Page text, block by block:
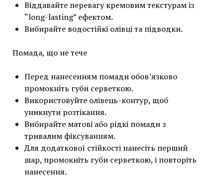
Віддавайте перевагу кремовим текстурам із
“long-lasting” ефектом.
Вибирайте водостійкі олівці та підводки.
Помада, що не тече
Перед нанесенням помади обов’язково
промокніть губи серветкою.
Використовуйте олівець-контур, щоб
уникнути розтікання.
Вибирайте матові або рідкі помади з
тривалим фіксуванням.
Для додаткової стійкості нанесіть перший
шар, промокніть губи серветкою, і повторіть
нанесення.